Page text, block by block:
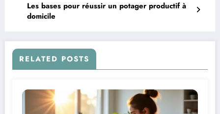
Les bases pour réussir un potager productif à
domicile
RELATED POSTS